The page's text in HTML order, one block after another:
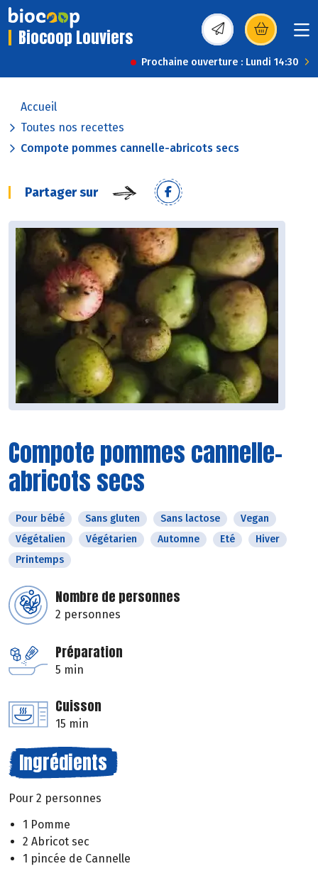
Biocoop Louviers (s’ouvre dans une
Prochaine ouverture : Lundi 14:30
Accueil
Toutes nos recettes
Compote pommes cannelle-abricots secs
Partager sur
Compote pommes cannelle-
abricots secs
Pour bébé Sans gluten Sans lactose
Vegan
Végétalien
Végétarien Automne Eté
Hiver
Printemps
Nombre de personnes
2 personnes
Préparation
5 min
Cuisson
15 min
Ingrédients
Pour 2 personnes
1 Pomme
2 Abricot sec
1 pincée de Cannelle